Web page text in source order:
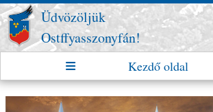
Üdvözöljük
Ostffyasszonyfán!
Kezdő oldal